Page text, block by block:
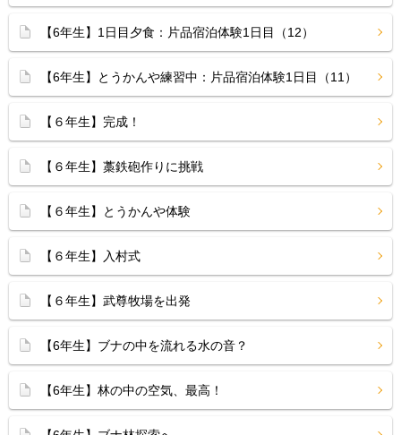
【6年生】1日目夕食：片品宿泊体験1日目（12）
【6年生】とうかんや練習中：片品宿泊体験1日目（11）
【６年生】完成！
【６年生】藁鉄砲作りに挑戦
【６年生】とうかんや体験
【６年生】入村式
【６年生】武尊牧場を出発
【6年生】ブナの中を流れる水の音？
【6年生】林の中の空気、最高！